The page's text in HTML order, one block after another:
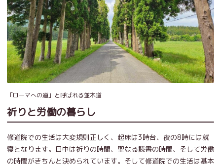
「ローマへの道」と呼ばれる並木道
祈りと労働の暮らし
修道院での生活は大変規則正しく、起床は3時台、夜の8時には就
寝となります。日中は祈りの時間、聖なる読書の時間、そして労働
の時間がきちんと決められています。そして修道院での生活は基本